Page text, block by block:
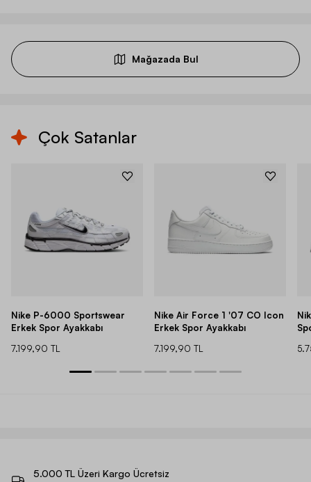
Mağazada Bul
Çok Satanlar
Nike P-6000 Sportswear
Erkek Spor Ayakkabı
7.199,90 TL
Nike Air Force 1 '07 CO Icon
Erkek Spor Ayakkabı
7.199,90 TL
5.000 TL Üzeri Kargo Ücretsiz